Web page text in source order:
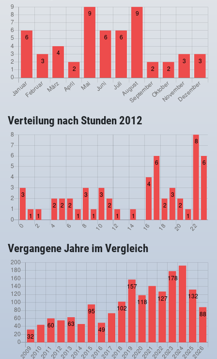
Verteilung nach Stunden 2012
Vergangene Jahre im Vergleich